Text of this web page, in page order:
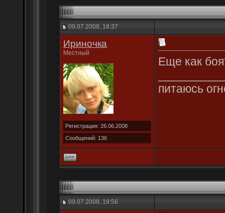
09.07.2008, 18:37
Ириночка
Местный
Регистрация: 26.06.2008
Сообщений: 136
Еще как
питаюсь
09.07.2008, 19:56